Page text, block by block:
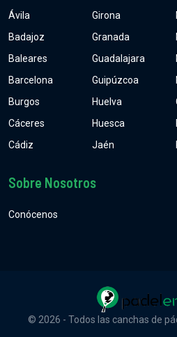
Ávila
Badajoz
Baleares
Barcelona
Burgos
Cáceres
Cádiz
Girona
Granada
Guadalajara
Guipúzcoa
Huelva
Huesca
Jaén
Sobre Nosotros
Conócenos
© 2026 - Todos las canchas de